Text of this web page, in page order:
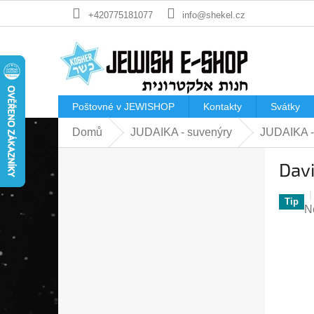
+420775181077 info@shekel.cz
Poštovné v JEWISHOP Kontakty Svátky
Domů JUDAIKA - suvenýry JUDAIKA
Tip